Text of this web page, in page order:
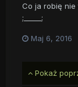
Co ja robię nie
;_____;
Maj 6, 2016
Pokaż